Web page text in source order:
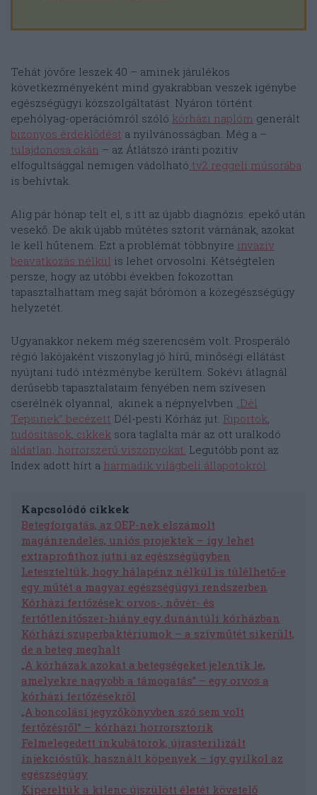
Tehát jövőre leszek 40 – aminek járulékos
következményeként mind gyakrabban veszek igénybe
egészségügyi közszolgáltatást. Nyáron történt
epehólyag-operációmról szóló kórházi naplóm generált
bizonyos érdeklődést a nyilvánosságban. Még a –
tulajdonosa okán – az Átlátszó iránti pozitív
elfogultsággal nemigen vádolható tv2 reggeli műsorába
is behívtak.
Alig pár hónap telt el, s itt az újabb diagnózis: epekő után
vesekő. De akik újabb műtétes sztorit várnának, azokat
le kell hűtenem. Ezt a problémát többnyire invazív
beavatkozás nélkül is lehet orvosolni. Kétségtelen
persze, hogy az utóbbi években fokozottan
tapasztalhattam meg saját bőrömön a közegészségügy
helyzetét.
Ugyanakkor nekem még szerencsém volt. Prosperáló
régió lakójaként viszonylag jó hírű, minőségi ellátást
nyújtani tudó intézménybe kerültem. Sokévi átlagnál
derűsebb tapasztalataim fényében nem szívesen
cserélnék olyannal, akinek a népnyelvben „Dél
Tepsinek” becézett Dél-pesti Kórház jut. Riportok
tudósítások cikkek sora taglalta már az ott uralkodó
áldatlan, horrorszerű viszonyokat. Legutóbb pont az
Index adott hírt a harmadik világbeli állapotokról
Kapcsolódó cikkek
Betegforgatás, az OEP-nek elszámolt
magánrendelés, uniós projektek – így lehet
extraprofithoz jutni az egészségügyben
Leteszteltük, hogy hálapénz nélkül is túlélhető-e
egy műtét a magyar egészségügyi rendszerben
Kórházi fertőzések: orvos-, nővér- és
fertőtlenítőszer-hiány egy dunántúli kórházban
Kórházi szuperbaktériumok – a szívműtét sikerült,
de a beteg meghalt
„A kórházak azokat a betegségeket jelentik le,
amelyekre nagyobb a támogatás” – egy orvos a
kórházi fertőzésekről
„A boncolási jegyzőkönyvben szó sem volt
fertőzésről” – kórházi horrorsztorik
Felmelegedett inkubátorok, újrasterilizált
injekcióstűk, használt köpenyek – így gyilkol az
egészségügy
Kipereltük a kilenc újszülött életét követelő